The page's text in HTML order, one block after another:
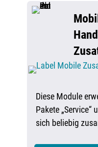
Diese Module
Pakete „Service“
sich beliebig